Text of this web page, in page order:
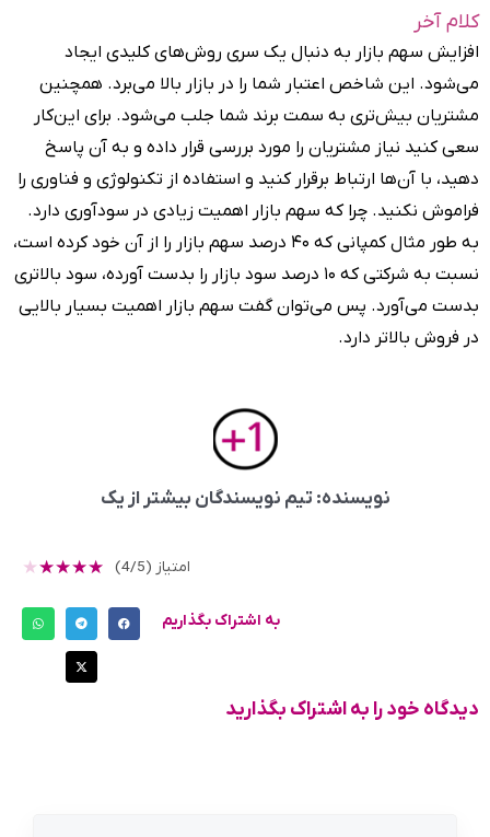
کلام آخر
افزایش سهم بازار به دنبال یک سری روش‌های کلیدی ایجاد
می‌شود. این شاخص اعتبار شما را در بازار بالا می‌برد. همچنین
مشتریان بیش‌تری به سمت برند شما جلب می‌شود. برای این‌کار
سعی کنید نیاز مشتریان را مورد بررسی قرار داده و به آن پاسخ
دهید، با آن‌ها ارتباط برقرار کنید و استفاده از تکنولوژی و فناوری را
فراموش نکنید. چرا که سهم بازار اهمیت زیادی در سودآوری دارد‌.
به طور مثال کمپانی که ۴۰ درصد سهم بازار را از آن خود کرده است،
نسبت به شرکتی که ۱۰ درصد سود بازار را بدست آورده، سود بالاتری
بدست می‌آورد. پس می‌توان گفت سهم بازار اهمیت بسیار بالایی
در فروش بالاتر دارد.
نویسنده: تیم نویسندگان بیشتر از یک
امتیاز (4/5) ★
★
★
★
★
به اشتراک بگذاریم
دیدگاه خود را به اشتراک بگذارید